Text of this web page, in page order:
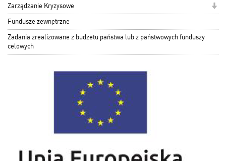
Zarządzanie Kryzysowe
Fundusze zewnętrzne
Zadania zrealizowane z budżetu państwa lub z państwowych funduszy
celowych